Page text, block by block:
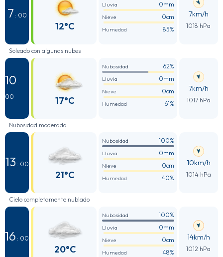
7 : 00
12°C
Lluvia 0mm
Nieve 0cm
Humedad 85%
7km/h
1018 hPa
Soleado con algunas nubes
10 :
00
17°C
Nubosidad 62%
Lluvia 0mm
Nieve 0cm
Humedad 61%
7km/h
1017 hPa
Nubosidad moderada
13 : 00
21°C
Nubosidad 100%
Lluvia 0mm
Nieve 0cm
Humedad 40%
10km/h
1014 hPa
Cielo completamente nublado
16 : 00
20°C
Nubosidad 100%
Lluvia 0mm
Nieve 0cm
Humedad 48%
14km/h
1012 hPa